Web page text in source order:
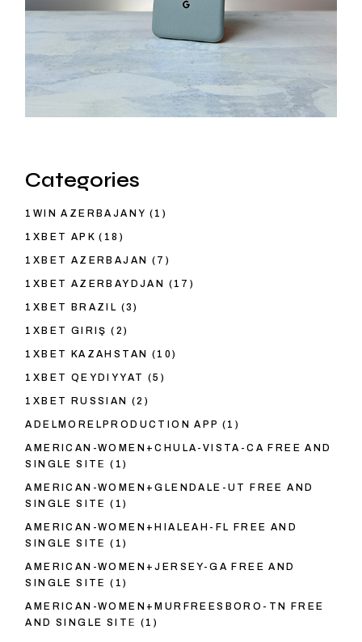
Categories
1WIN AZERBAJANY (1)
1XBET APK (18)
1XBET AZERBAJAN (7)
1XBET AZERBAYDJAN (17)
1XBET BRAZIL (3)
1XBET GIRIŞ (2)
1XBET KAZAHSTAN (10)
1XBET QEYDIYYAT (5)
1XBET RUSSIAN (2)
ADELMORELPRODUCTION APP (1)
AMERICAN-WOMEN+CHULA-VISTA-CA FREE AND
SINGLE SITE (1)
AMERICAN-WOMEN+GLENDALE-UT FREE AND
SINGLE SITE (1)
AMERICAN-WOMEN+HIALEAH-FL FREE AND
SINGLE SITE (1)
AMERICAN-WOMEN+JERSEY-GA FREE AND
SINGLE SITE (1)
AMERICAN-WOMEN+MURFREESBORO-TN FREE
AND SINGLE SITE (1)